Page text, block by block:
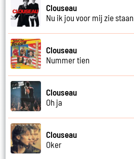
Clouseau
Nu ik jou voor mij zie staan
Clouseau
Nummer tien
Clouseau
Oh ja
Clouseau
Oker